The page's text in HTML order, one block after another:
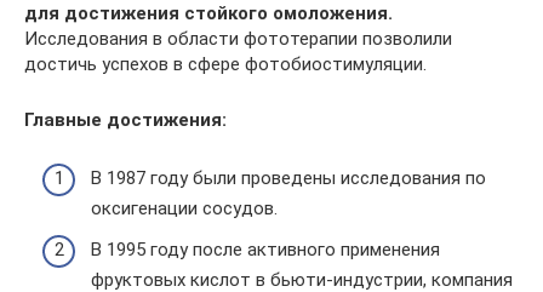
для достижения стойкого омоложения.
Исследования в области фототерапии позволили
достичь успехов в сфере фотобиостимуляции.
Главные достижения:
В 1987 году были проведены исследования по
оксигенации сосудов.
В 1995 году после активного применения
фруктовых кислот в бьюти-индустрии, компания